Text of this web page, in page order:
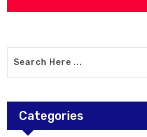
Categories